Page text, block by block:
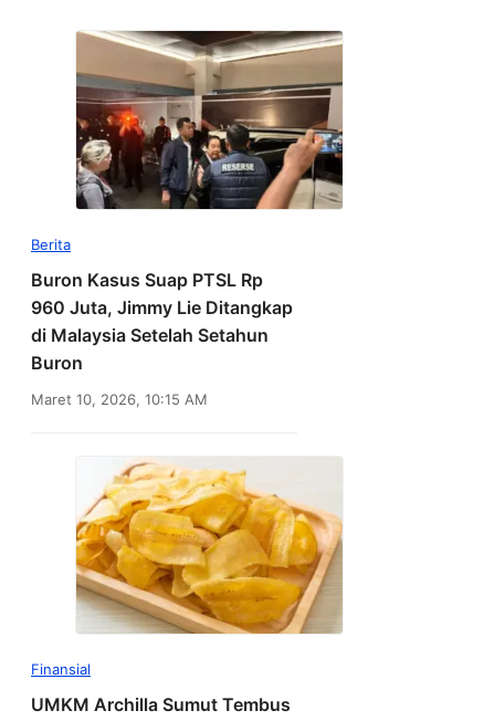
Berita
Buron Kasus Suap PTSL Rp
960 Juta, Jimmy Lie Ditangkap
di Malaysia Setelah Setahun
Buron
Maret 10, 2026, 10:15 AM
Finansial
UMKM Archilla Sumut Tembus